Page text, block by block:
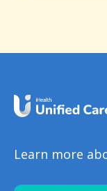
Learn more